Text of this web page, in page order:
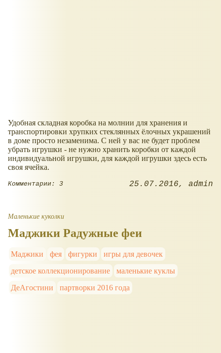
Удобная складная коробка на молнии для хранения и
транспортировки хрупких стеклянных ёлочных украшений
в доме просто незаменима. С ней у вас не будет проблем
убрать игрушки - не нужно хранить коробки от каждой
индивидуальной игрушки, для каждой игрушки здесь есть
своя ячейка.
Комментарии: 3 25.07.2016 admin
Маленькие куколки
Маджики Радужные феи
Маджики фея фигурки
игры для девочек
детское коллекционирование
маленькие куклы
ДеАгостини
партворки 2016 года